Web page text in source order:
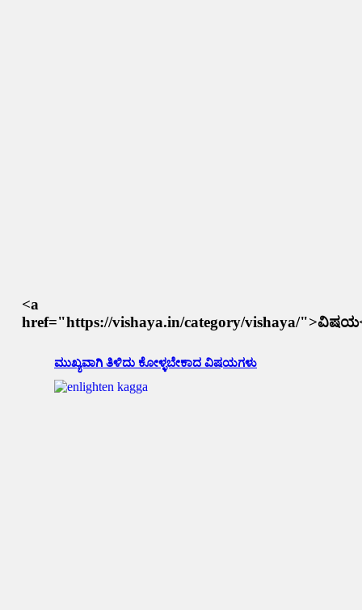
<a
href="https://vishaya.in/category/vishaya/
ಮುಖ್ಯವಾಗಿ ತಿಳಿದು ಕೋಳ್ಳಬೇಕಾದ ವಿಷಯಗಳು